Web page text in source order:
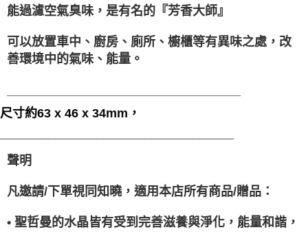
能過濾空氣臭味，是有名的『芳香大師』
可以放置車中、廚房、廁所、櫥櫃等有異味之處，改
善環境中的氣味、能量。
尺寸約63 x 46 x 34mm，
聲明
凡邀請/下單視同知曉，適用本店所有商品/贈品：
• 聖哲曼的水晶皆有受到完善滋養與淨化，能量和諧，